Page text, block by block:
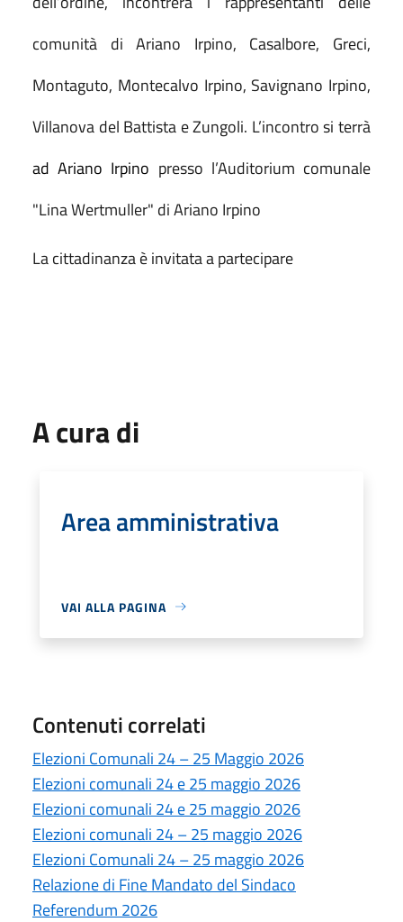
comunità di Ariano Irpino, Casalbore, Greci,
Montaguto, Montecalvo Irpino, Savignano Irpino,
Villanova del Battista e Zungoli. L’incontro si terrà
ad Ariano Irpino presso l’Auditorium comunale
"Lina Wertmuller" di Ariano Irpino
La cittadinanza è invitata a partecipare
A cura di
Area amministrativa
VAI ALLA PAGINA
Contenuti correlati
Elezioni Comunali 24 – 25 Maggio 2026
Elezioni comunali 24 e 25 maggio 2026
Elezioni comunali 24 e 25 maggio 2026
Elezioni comunali 24 – 25 maggio 2026
Elezioni Comunali 24 – 25 maggio 2026
Relazione di Fine Mandato del Sindaco
Referendum 2026